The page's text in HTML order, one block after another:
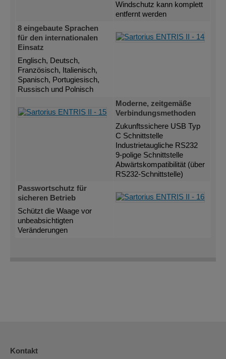
Windschutz kann komplett
entfernt werden
8 eingebaute Sprachen
für den internationalen
Einsatz
Englisch, Deutsch,
Französisch, Italienisch,
Spanisch, Portugiesisch,
Russisch und Polnisch
Moderne, zeitgemäße
Verbindungsmethoden
Zukunftssichere USB Typ
C Schnittstelle
Industrietaugliche RS232
9-polige Schnittstelle
Abwärtskompatibilität (über
RS232-Schnittstelle)
Passwortschutz für
sicheren Betrieb
Schützt die Waage vor
unbeabsichtigten
Veränderungen
Kontakt